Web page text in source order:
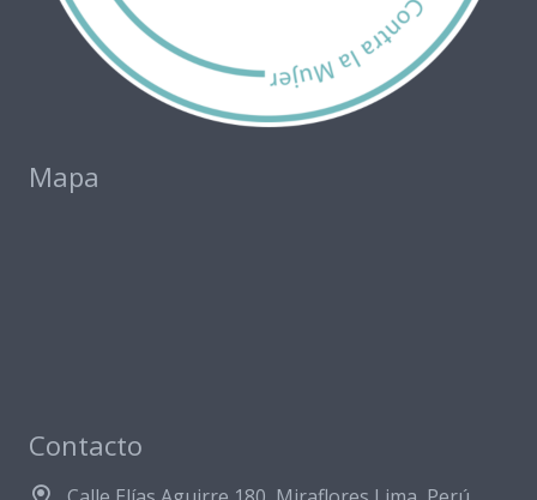
Mapa
Contacto